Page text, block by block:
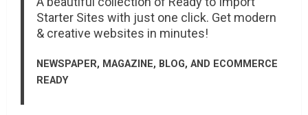
Starter Sites with just one click. Get modern
& creative websites in minutes!
NEWSPAPER, MAGAZINE, BLOG, AND ECOMMERCE
READY